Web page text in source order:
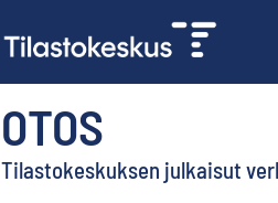
OTOS
Tilastokeskuksen julkaisut